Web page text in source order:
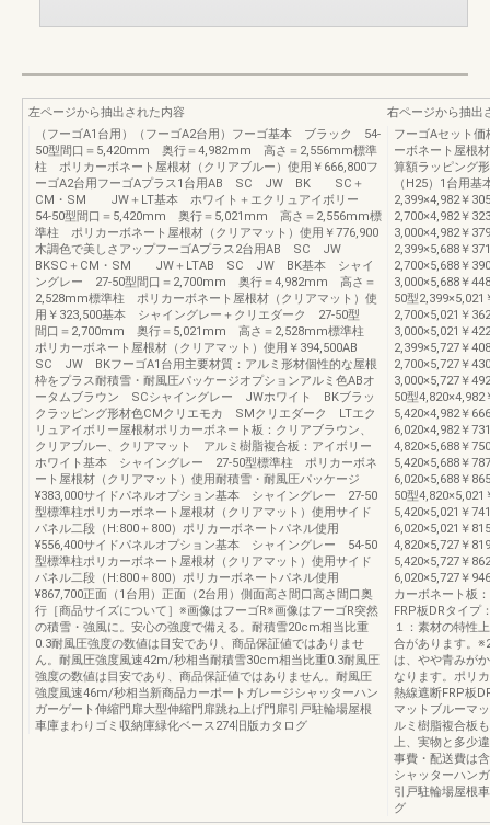
左ページから抽出された内容
（フーゴA1台用）（フーゴA2台用）フーゴ基本 ブラック 54-
50型間口＝5,420mm 奥行＝4,982mm 高さ＝2,556mm標準
柱 ポリカーボネート屋根材（クリアブルー）使用￥666,800フ
ーゴA2台用フーゴAプラス1台用AB SC JW BK SC＋
CM・SM JW＋LT基本 ホワイト＋エクリュアイボリー
54-50型間口＝5,420mm 奥行＝5,021mm 高さ＝2,556mm標
準柱 ポリカーボネート屋根材（クリアマット）使用￥776,900
木調色で美しさアップフーゴAプラス2台用AB SC JW
BKSC＋CM・SM JW＋LTAB SC JW BK基本 シャイ
ングレー 27-50型間口＝2,700mm 奥行＝4,982mm 高さ＝
2,528mm標準柱 ポリカーボネート屋根材（クリアマット）使
用￥323,500基本 シャイングレー＋クリエダーク 27-50型
間口＝2,700mm 奥行＝5,021mm 高さ＝2,528mm標準柱
ポリカーボネート屋根材（クリアマット）使用￥394,500AB
SC JW BKフーゴA1台用主要材質：アルミ形材個性的な屋根
枠をプラス耐積雪・耐風圧パッケージオプションアルミ色ABオ
ータムブラウン SCシャイングレー JWホワイト BKブラッ
クラッピング形材色CMクリエモカ SMクリエダーク LTエク
リュアイボリー屋根材ポリカーボネート板：クリアブラウン、
クリアブルー、クリアマット アルミ樹脂複合板：アイボリー
ホワイト基本 シャイングレー 27-50型標準柱 ポリカーボネ
ート屋根材（クリアマット）使用耐積雪・耐風圧パッケージ
¥383,000サイドパネルオプション基本 シャイングレー 27-50
型標準柱ポリカーボネート屋根材（クリアマット）使用サイド
パネル二段（H:800＋800）ポリカーボネートパネル使用
¥556,400サイドパネルオプション基本 シャイングレー 54-50
型標準柱ポリカーボネート屋根材（クリアマット）使用サイド
パネル二段（H:800＋800）ポリカーボネートパネル使用
¥867,700正面（1台用）正面（2台用）側面高さ間口高さ間口奥
行［商品サイズについて］※画像はフーゴR※画像はフーゴR突然
の積雪・強風に。安心の強度で備える。耐積雪20cm相当比重
0.3耐風圧強度の数値は目安であり、商品保証値ではありませ
ん。耐風圧強度風速42m/秒相当耐積雪30cm相当比重0.3耐風圧
強度の数値は目安であり、商品保証値ではありません。耐風圧
強度風速46m/秒相当新商品カーポートガレージシャッターハン
ガーゲート伸縮門扉大型伸縮門扉跳ね上げ門扉引戸駐輪場屋根
車庫まわりゴミ収納庫緑化ベース274旧版カタログ
右ページから抽出
フーゴAセット
ーボネート屋根
算額ラッピング
（H25）1台用基
2,399×4,982￥
2,700×4,982￥
3,000×4,982￥
2,399×5,688￥
2,700×5,688￥
3,000×5,688￥
50型2,399×5,021
2,700×5,021￥
3,000×5,021￥
2,399×5,727￥
2,700×5,727￥
3,000×5,727￥
50型
5,420×4,982￥
6,020×4,982￥
4,820×5,688￥
5,420×5,688￥
6,020×5,688￥
50型4,820×5,021
5,420×5,021￥
6,020×5,021￥
4,820×5,727￥
5,420×5,727￥
6,020×5,727￥
カーボネート板
FRP板DRタイプ
１：素材の特性
合があります。
は、やや青みが
なります。ポリ
熱線遮断FRP板
マットブルーマ
ルミ樹脂複合板
上、実物と多少
事費・配送費は
シャッターハン
引戸駐輪場屋根
グ